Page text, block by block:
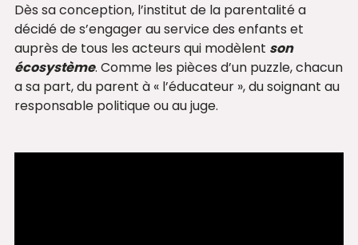
Dès sa conception, l’institut de la parentalité a
décidé de s’engager au service des enfants et
auprès de tous les acteurs qui modèlent son
écosystème. Comme les pièces d’un puzzle, chacun
a sa part, du parent à « l’éducateur », du soignant au
responsable politique ou au juge.